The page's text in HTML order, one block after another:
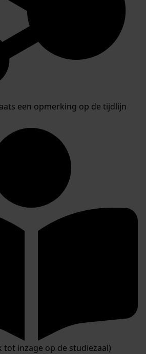
een opmerking op de tijdlijn
tot inzage op de studiezaal)